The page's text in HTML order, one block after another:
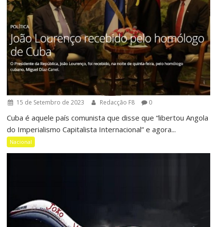
15 de Setembro de 2023 Redacção F8 0
Cuba é aquele país comunista que disse que “libertou Angola
do Imperialismo Capitalista Internacional” e agora...
Nacional